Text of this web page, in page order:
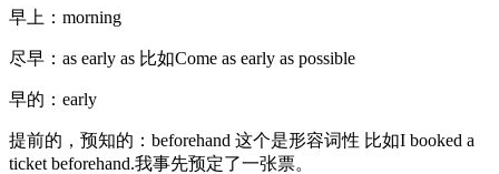
早上：morning
尽早：as early as 比如Come as early as possible
早的：early
提前的，预知的：beforehand 这个是形容词性 比如I booked a
ticket beforehand.我事先预定了一张票。